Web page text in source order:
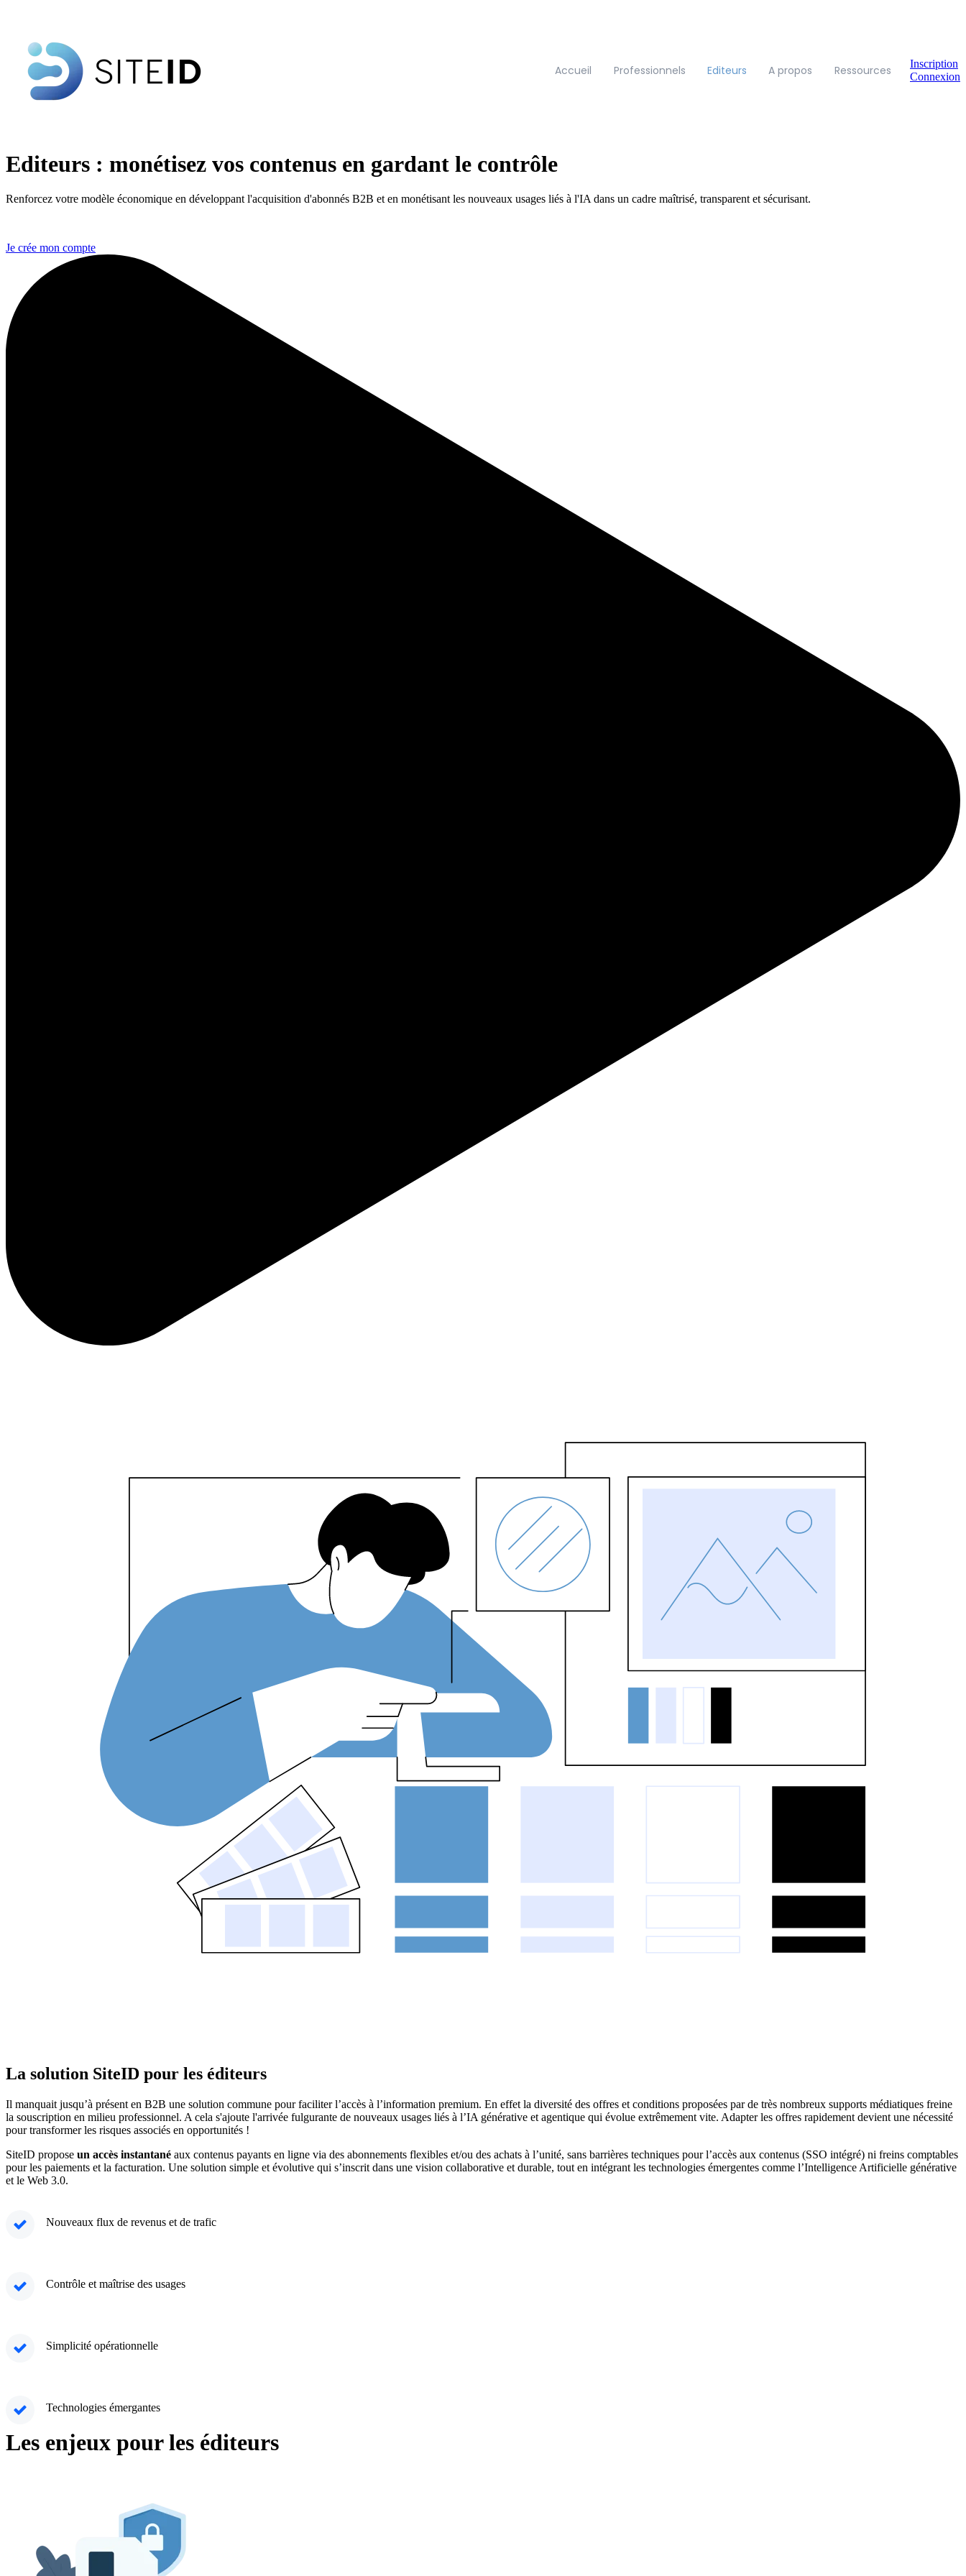
Accueil Professionnels Editeurs A propos Ressources
Inscription
Connexion
Editeurs : monétisez vos contenus en gardant le contrôle
Renforcez votre modèle économique en développant l'acquisition d'abonnés B2B et en monétisant les nouveaux usages liés à l'IA dans un cadre maîtrisé, transparent et sécurisant.
Je crée mon compte
La solution SiteID pour les éditeurs
Il manquait jusqu’à présent en B2B une solution commune pour faciliter l’accès à l’information premium. En effet la diversité des offres et conditions proposées par de très nombreux supports médiatiques freine
la souscription en milieu professionnel. A cela s'ajoute l'arrivée fulgurante de nouveaux usages liés à l’IA générative et agentique qui évolue extrêmement vite. Adapter les offres rapidement devient une nécessité
pour transformer les risques associés en opportunités !
SiteID propose un accès instantané aux contenus payants en ligne via des abonnements flexibles et/ou des achats à l’unité, sans barrières techniques pour l’accès aux contenus (SSO intégré) ni freins comptables
pour les paiements et la facturation. Une solution simple et évolutive qui s’inscrit dans une vision collaborative et durable, tout en intégrant les technologies émergentes comme l’Intelligence Artificielle générative
et le Web 3.0.
Nouveaux flux de revenus et de trafic
Contrôle et maîtrise des usages
Simplicité opérationnelle
Technologies émergantes
Les enjeux pour les éditeurs